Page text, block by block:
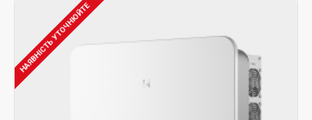
НАЯВНІСТЬ УТОЧНЮЙТЕ